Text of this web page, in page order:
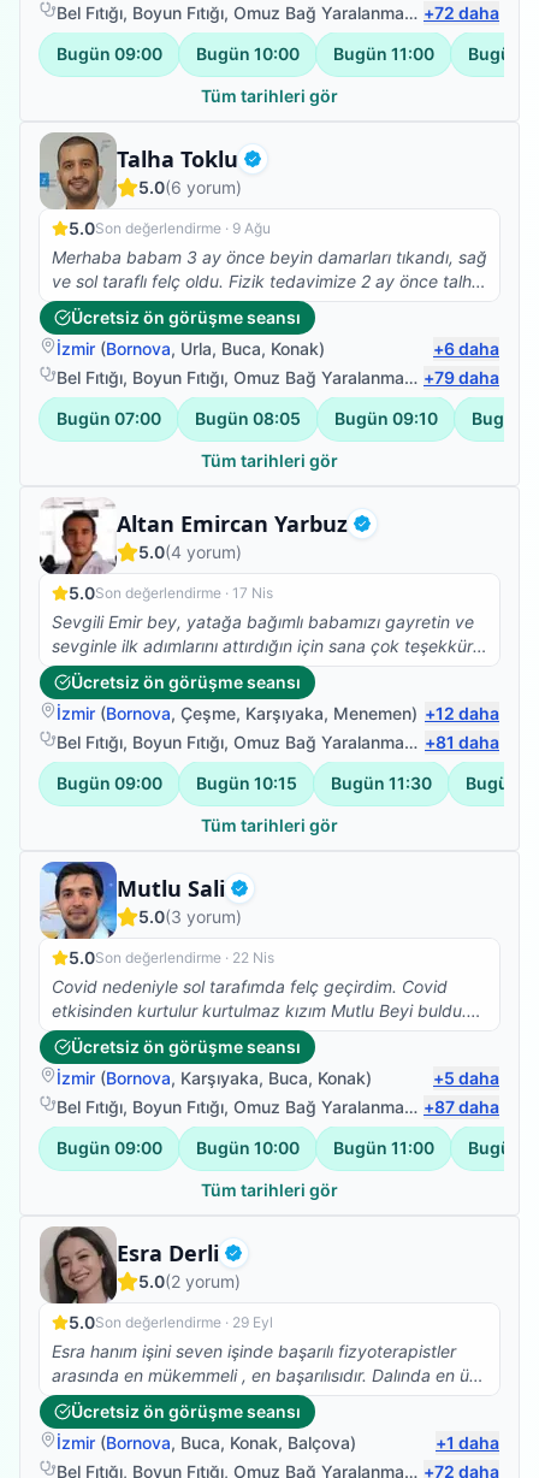
Bel Fıtığı, Boyun Fıtığı, Omuz Bağ Yaralanması ,Protez
+72 daha
Bugün 09:00 Bugün 10:00 Bugün 11:00 Bugün
Tüm tarihleri gör
Talha Toklu Doğrulanmış
Fizyoterapist
5.0(6 yorum)
5.0Son değerlendirme · 9 Ağu
Merhaba babam 3 ay önce beyin damarları tıkandı, sağ
ve sol taraflı felç oldu. Fizik tedavimize 2 ay önce talha
beyle başladık çok olumlu ve güzel sonuçlar aldık,
şükürler olsun ki yatalak olan babam bugün ilk defa
kendi başına ayağa kalkabildi, çok mutluyum, talha
bey gerçekten de alanında çok iyi ve işini severek
yapıyor, ayrıyetten de çok mütevazi ve güler yüzlü
olması ayrı bir güzel. Tedavimiz şuanda da devam
ediyor, Buradan talha beye sonsuz teşekkürlerimi
iletiyorum, RABBİM her daim sizinle olsun.
Ücretsiz ön görüşme seansı
İzmir (Bornova, Urla, Buca, Konak) +6daha
Bel Fıtığı, Boyun Fıtığı, Omuz Bağ Yaralanması ,Protez
+79daha
Bugün 07:00 Bugün 08:05 Bugün 09:10 Bugün
Tüm tarihleri gör
Altan Emircan Yarbuz Doğrulanmış
Fizyoterapist
5.0(4 yorum)
5.0Son değerlendirme · 17 Nis
Sevgili Emir bey, yatağa bağımlı babamızı gayretin ve
sevginle ilk adımlarını attırdığın için sana çok teşekkür
ederiz. Yolun açık olsun...
Ücretsiz ön görüşme seansı
İzmir (Bornova, Çeşme, Karşıyaka, Menemen) +12 daha
Bel Fıtığı, Boyun Fıtığı, Omuz Bağ Yaralanması ,Protez
+81 daha
Bugün 09:00 Bugün 10:15 Bugün 11:30 Bugün
Tüm tarihleri gör
Mutlu Sali Doğrulanmış
Fizyoterapist
5.0(3 yorum)
5.0Son değerlendirme · 22 Nis
Covid nedeniyle sol tarafımda felç geçirdim. Covid
etkisinden kurtulur kurtulmaz kızım Mutlu Beyi buldu.
Iyi ki de bulmuş, çok ilgili , bilgili , hastasına özen
gösteren , beyefendi ,şahane bir insan. Kızım her yerde
anlatıyor ve öneriyor. Tanışmaktan ve birlikte çalışıyor
olmaktan cok memnunum. Sadece denge sorunum
kaldı ancak bacağım ve kolum işler halde. Saygılar
kendisine
Ücretsiz ön görüşme seansı
İzmir (Bornova, Karşıyaka, Buca, Konak) +5 daha
Bel Fıtığı, Boyun Fıtığı, Omuz Bağ Yaralanması ,Protez
+87daha
Bugün 09:00 Bugün 10:00 Bugün 11:00 Bugün
Tüm tarihleri gör
Esra Derli Doğrulanmış
Fizyoterapist
5.0(2 yorum)
5.0Son değerlendirme · 29 Eyl
Esra hanım işini seven işinde başarılı fizyoterapistler
arasında en mükemmeli , en başarılısıdır. Dalında en üst
mevkilerde en kısa zamanda olacağına eminim esra
hanmla çalışmak isteyenlere tavsiye ederim biz çok
memnun kaldık memnun kalacağınıza eminim .
Ücretsiz ön görüşme seansı
İzmir (Bornova, Buca, Konak, Balçova) +1 daha
Bel Fıtığı, Boyun Fıtığı, Omuz Bağ Yaralanması ,Protez
+72 daha